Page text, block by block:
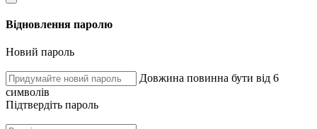
Відновлення паролю
Новий пароль
Довжина повинна бути від 6
символів
Підтвердіть пароль